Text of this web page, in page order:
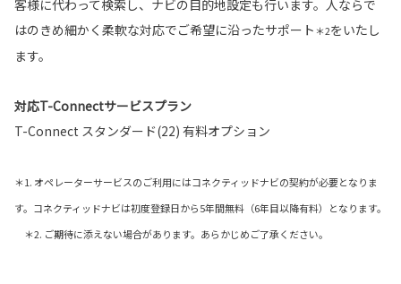
客様に代わって検索し、ナビの目的地設定も行います。人ならで
はのきめ細かく柔軟な対応でご希望に沿ったサポート ＊2をいたし
ます。
対応T-Connectサービスプラン
T-Connect スタンダード(22) 有料オプション
＊1. オペレーターサービスのご利用にはコネクティッドナビの契約が必要となりま
す。コネクティッドナビは初度登録日から5年間無料（6年目以降有料）となります。
＊2. ご期待に添えない場合があります。あらかじめご了承ください。